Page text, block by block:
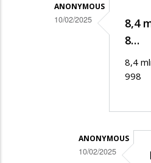
ANONYMOUS
10/02/2025
odpowiedzi
Emerytów
8,4
8…
8,4
998
ANONYMOUS
10/02/2025